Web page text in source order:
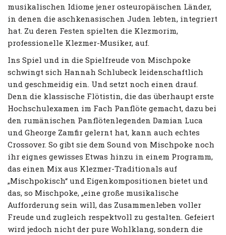
musikalischen Idiome jener osteuropäischen Länder,
in denen die aschkenasischen Juden lebten, integriert
hat. Zu deren Festen spielten die Klezmorim,
professionelle Klezmer-Musiker, auf.
Ins Spiel und in die Spielfreude von Mischpoke
schwingt sich Hannah Schlubeck leidenschaftlich
und geschmeidig ein. Und setzt noch einen drauf.
Denn die klassische Flötistin, die das überhaupt erste
Hochschulexamen im Fach Panflöte gemacht, dazu bei
den rumänischen Panflötenlegenden Damian Luca
und Gheorge Zamfir gelernt hat, kann auch echtes
Crossover. So gibt sie dem Sound von Mischpoke noch
ihr eignes gewisses Etwas hinzu in einem Programm,
das einen Mix aus Klezmer-Traditionals auf
„Mischpokisch“ und Eigenkompositionen bietet und
das, so Mischpoke, „eine große musikalische
Aufforderung sein will, das Zusammenleben voller
Freude und zugleich respektvoll zu gestalten. Gefeiert
wird jedoch nicht der pure Wohlklang, sondern die